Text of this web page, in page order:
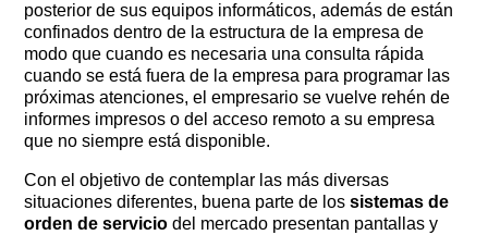
posterior de sus equipos informáticos, además de están
confinados dentro de la estructura de la empresa de
modo que cuando es necesaria una consulta rápida
cuando se está fuera de la empresa para programar las
próximas atenciones, el empresario se vuelve rehén de
informes impresos o del acceso remoto a su empresa
que no siempre está disponible.
Con el objetivo de contemplar las más diversas
situaciones diferentes, buena parte de lossistemas de
orden de servicio del mercado presentan pantallas y